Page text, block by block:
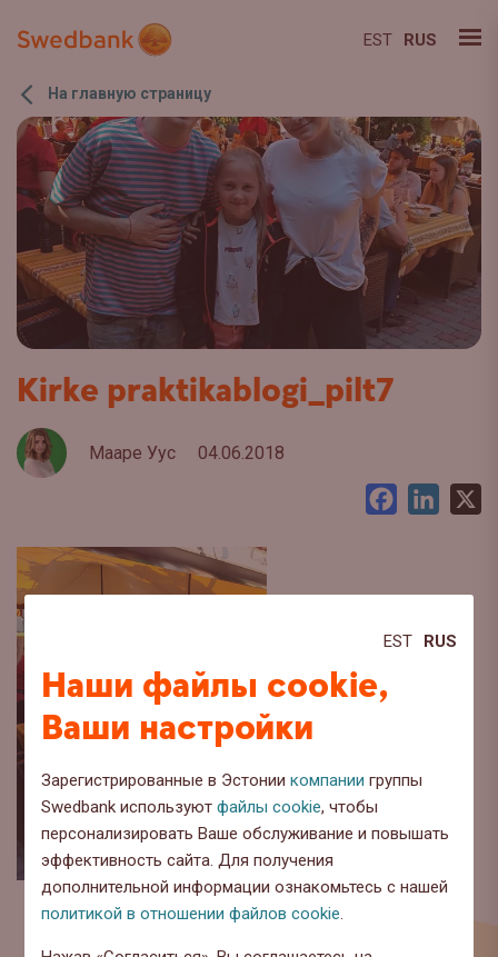
EST RUS
Наши файлы cookie,
Ваши настройки
Зарегистрированные в Эстониикомпании группы
Swedbank используютфайлы cookie, чтобы
персонализировать Ваше обслуживание и повышать
эффективность сайта. Для получения
дополнительной информации ознакомьтесь с нашей
политикой в отношении файлов cookie
EST RUS
На главную страницу
Kirke praktikablogi_pilt7
Мааре Уус 04.06.2018
Facebook